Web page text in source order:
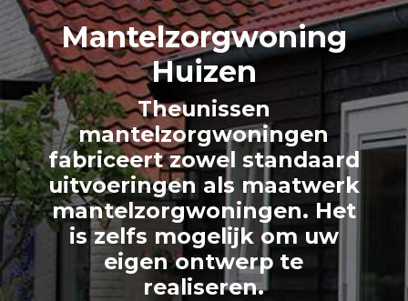
Mantelzorgwoning
Huizen
Theunissen
mantelzorgwoningen
fabriceert zowel standaard
uitvoeringen als maatwerk
mantelzorgwoningen. Het
is zelfs mogelijk om uw
eigen ontwerp te
realiseren.